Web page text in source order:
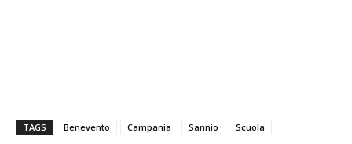
TAGS Benevento Campania Sannio Scuola